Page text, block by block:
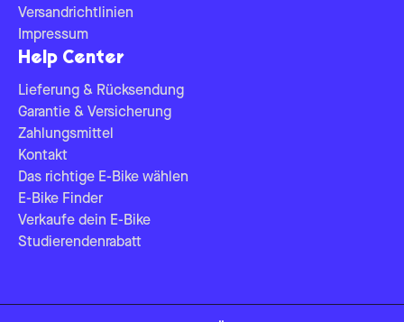
Versandrichtlinien
Impressum
Help Center
Lieferung & Rücksendung
Garantie & Versicherung
Zahlungsmittel
Kontakt
Das richtige E-Bike wählen
E-Bike Finder
Verkaufe dein E-Bike
Studierendenrabatt